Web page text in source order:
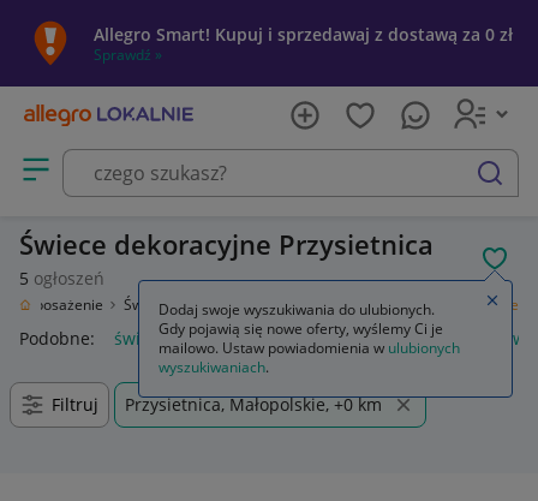
Allegro Smart! Kupuj i sprzedawaj z dostawą za 0 zł
Sprawdź »
Otwórz menu z kategoriami
szukaj
Świece dekoracyjne Przysietnica
5 ogłoszeń
Wyposażenie Świece i zapachy do domu Świece Świece dekoracyjne
Podobne: świece dekoracyjne dekoracje świece na stół
Filtruj Przysietnica, Małopolskie, +0 km
Dodaj swoje wyszukiwania do ulubionych.
Gdy pojawią się nowe oferty, wyślemy Ci je
mailowo. Ustaw powiadomienia w ulubionych
wyszukiwaniach.